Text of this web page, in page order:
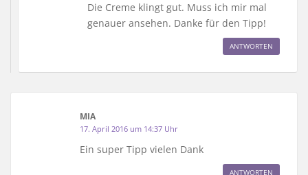
Die Creme klingt gut. Muss ich mir mal
genauer ansehen. Danke für den Tipp!
ANTWORTEN
MIA
17. April 2016 um 14:37 Uhr
Ein super Tipp vielen Dank
ANTWORTEN